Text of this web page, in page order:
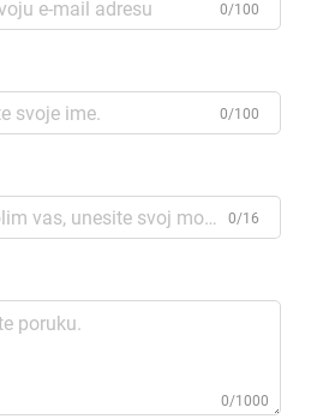
0/100
0/100
0/16
0/1000